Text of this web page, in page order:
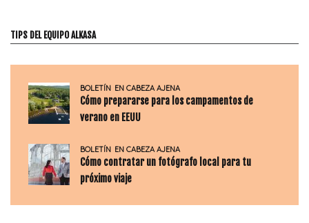
TIPS DEL EQUIPO ALKASA
BOLETÍN EN CABEZA AJENA
Cómo prepararse para los campamentos de
verano en EEUU
BOLETÍN EN CABEZA AJENA
Cómo contratar un fotógrafo local para tu
próximo viaje